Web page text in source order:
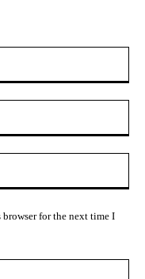
for the next time I